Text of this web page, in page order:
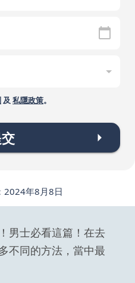
及 私隱政策。
2024年8月8日
男士必看這篇！在去
不同的方法，當中最